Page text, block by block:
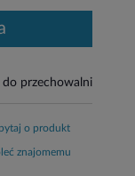
do przechowalni
o produkt
znajomemu